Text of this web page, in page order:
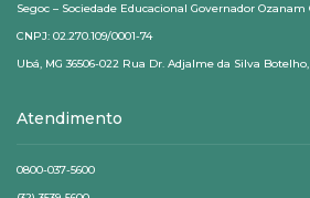
Segoc – Sociedade Educacional Governador Ozanam
CNPJ: 02.270.109/0001-74
Ubá, MG 36506-022 Rua Dr. Adjalme da Silva
Atendimento
0800-037-5600